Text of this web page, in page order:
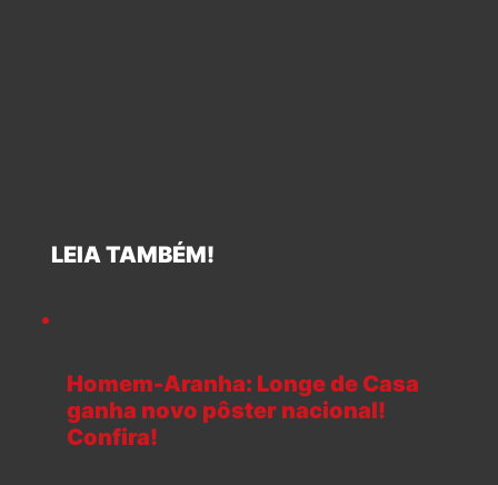
LEIA TAMBÉM!
Homem-Aranha: Longe de Casa
ganha novo pôster nacional!
Confira!